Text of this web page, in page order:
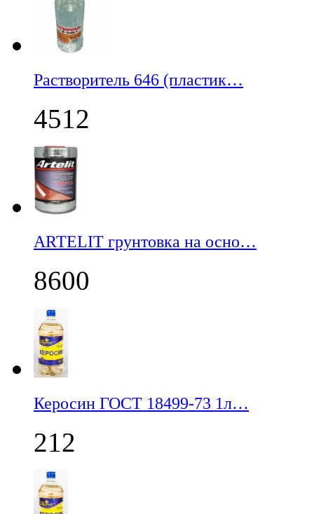
Растворитель 646 (пластик…
4512
ARTELIT грунтовка на осно…
8600
Керосин ГОСТ 18499-73 1л…
212